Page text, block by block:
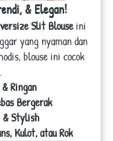
& Elegan!
Slit Blouse ini
yang nyaman dan
blouse ini cocok
Ringan
Bergerak
& Stylish
Kulot, atau Rok